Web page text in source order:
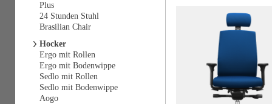
Plus
24 Stunden Stuhl
Brasilian Chair
Hocker
Ergo mit Rollen
Ergo mit Bodenwippe
Sedlo mit Rollen
Sedlo mit Bodenwippe
Aogo